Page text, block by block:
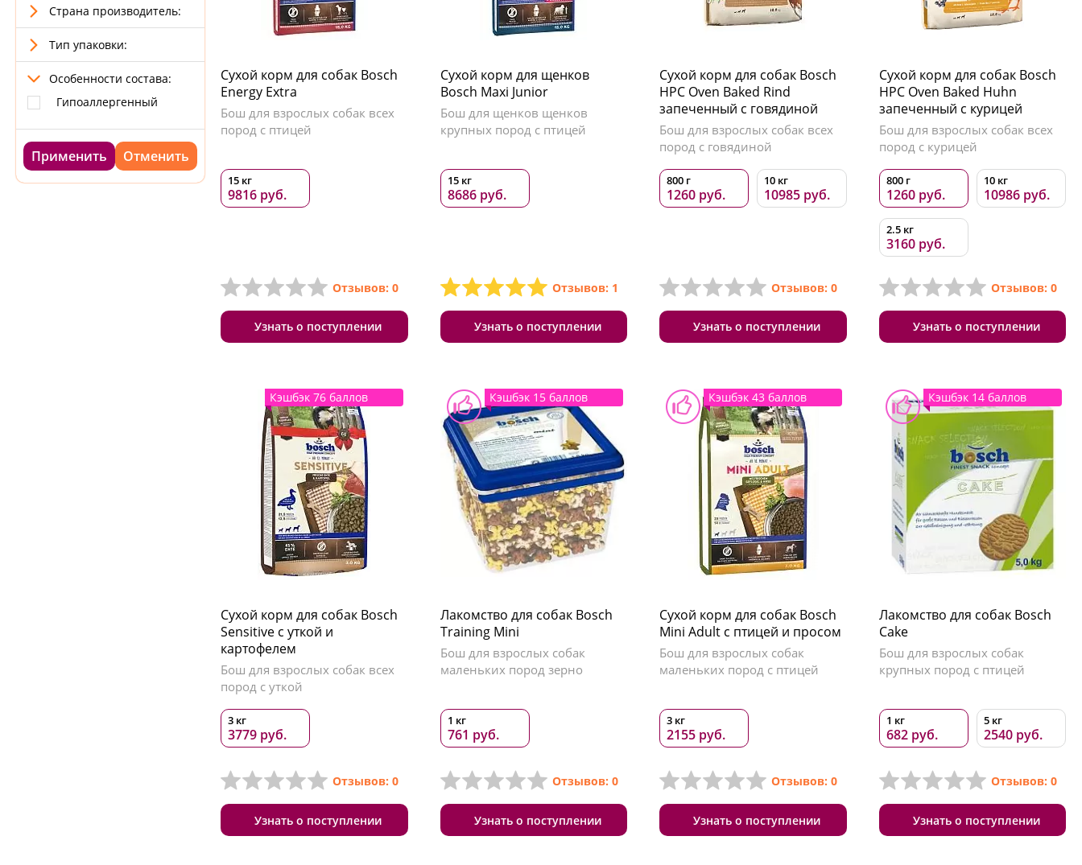
Страна производитель:
Тип упаковки:
Особенности состава:
Гипоаллергенный
Применить
Сухой корм для собак Bosch
Energy Extra
Бош для взрослых собак всех
пород с птицей
15 кг
9816 руб.
Отзывов: 0
Узнать о поступлении
Сухой корм для щенков
Bosch Maxi Junior
Бош для щенков щенков
крупных пород с птицей
15 кг
8686 руб.
Отзывов: 1
Узнать о поступлении
Сухой корм для собак Bosch
HPC Oven Baked Rind
запеченный с говядиной
Бош для взрослых собак всех
пород с говядиной
800 г
1260 руб.
10 кг
10985 руб.
Отзывов: 0
Узнать о поступлении
Сухой корм для собак Bosch
HPC Oven Baked Huhn
запеченный с курицей
Бош для взрослых собак всех
пород с курицей
800 г
1260 руб.
10 кг
10986 руб.
2.5 кг
3160 руб.
Отзывов: 0
Узнать о поступлении
Кэшбэк 76 баллов
Сухой корм для собак Bosch
Sensitive с уткой и
картофелем
Бош для взрослых собак всех
пород с уткой
3 кг
3779 руб.
Отзывов: 0
Узнать о поступлении
Кэшбэк 15 баллов
Лакомство для собак Bosch
Training Mini
Бош для взрослых собак
маленьких пород зерно
1 кг
761 руб.
Отзывов: 0
Узнать о поступлении
Кэшбэк 43 баллов
Сухой корм для собак Bosch
Mini Adult с птицей и просом
Бош для взрослых собак
маленьких пород с птицей
3 кг
2155 руб.
Отзывов: 0
Узнать о поступлении
Кэшбэк 14 баллов
Лакомство для собак Bosch
Cake
Бош для взрослых собак
крупных пород с птицей
1 кг
682 руб.
5 кг
2540 руб.
Отзывов: 0
Узнать о поступлении